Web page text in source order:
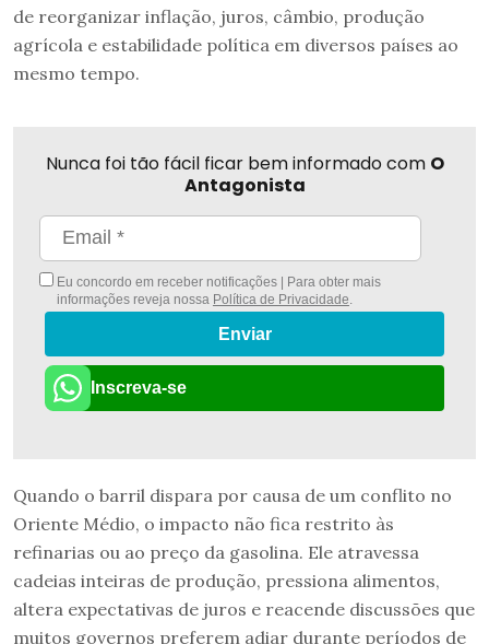
de reorganizar inflação, juros, câmbio, produção
agrícola e estabilidade política em diversos países ao
mesmo tempo.
Nunca foi tão fácil ficar bem informado com O
Antagonista
Eu concordo em receber notificações | Para obter mais
informações reveja nossa Política de Privacidade
Enviar
Inscreva-se
Quando o barril dispara por causa de um conflito no
Oriente Médio, o impacto não fica restrito às
refinarias ou ao preço da gasolina. Ele atravessa
cadeias inteiras de produção, pressiona alimentos,
altera expectativas de juros e reacende discussões que
muitos governos preferem adiar durante períodos de